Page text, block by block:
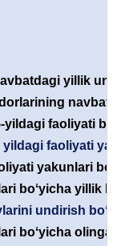
yillik
yildagi faoliyati
faoliyati
yakunlari
boʻyicha yillik
undirish
boʻyicha